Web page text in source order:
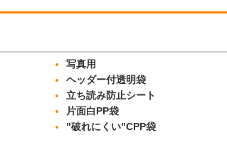
写真用
ヘッダー付透明袋
立ち読み防止シート
片面白PP袋
"破れにくい"CPP袋